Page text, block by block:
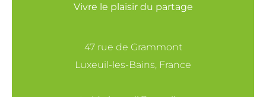
Vivre le plaisir du partage
47 rue de Grammont
Luxeuil-les-Bains, France